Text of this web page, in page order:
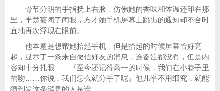
骨节分明的手指抚上右脸，仿佛她的香味和体温还印在那
里，季楚宴闭了闭眼，方才她手机屏幕上跳出的通知却不合时
宜地再次浮现在眼前。
他本意是想帮她拾起手机，但是拾起的时候屏幕恰好亮
起，显示了一条来自微信好友的消息，连备注都没有，但是内
容却十分扎眼——『至今还记得高一的时候，我们在小巷子里
的吻……你说，我们怎么就分手了呢』他几乎不用细究，就能
猜到发这条消息的人是谁。